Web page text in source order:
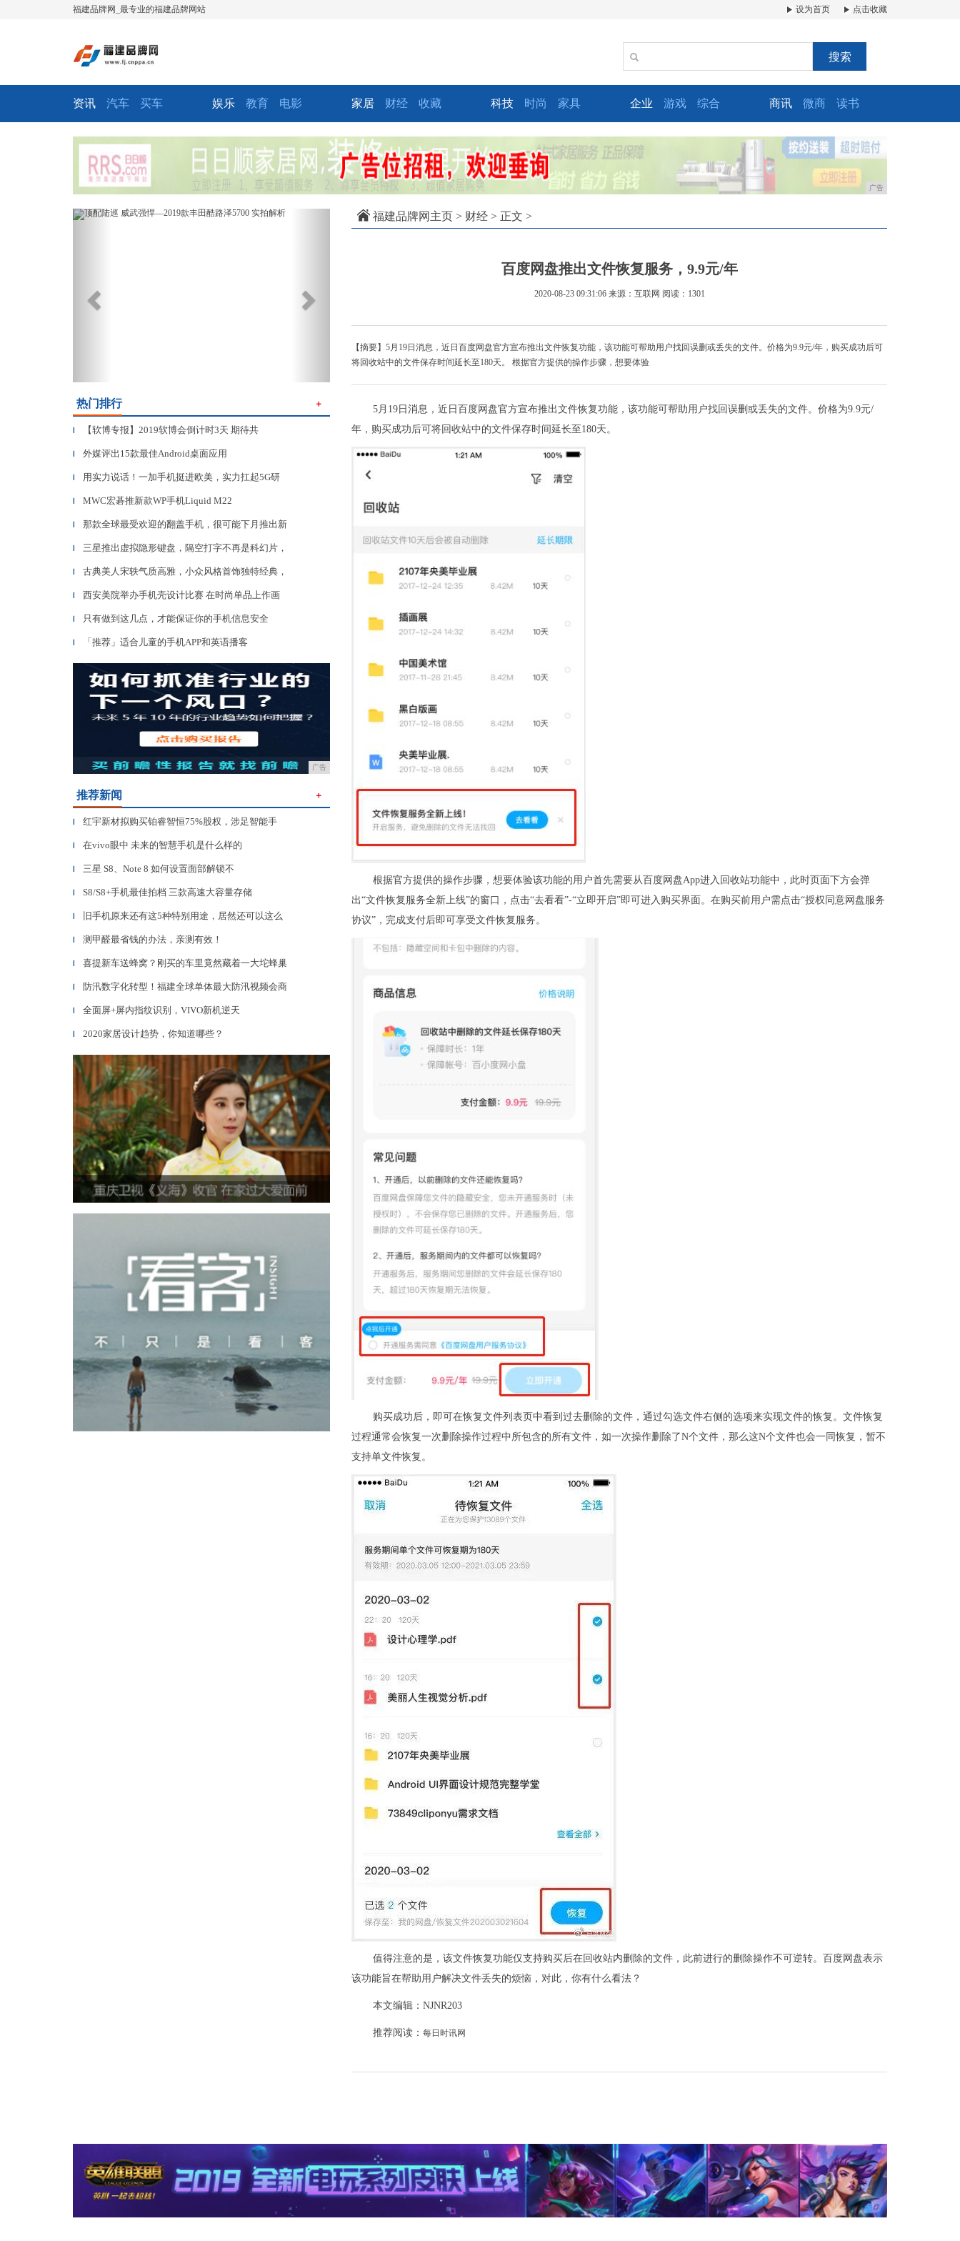
福建品牌网_最专业的福建品牌网站 设为首页 点击收藏
搜索
资讯 汽车 买车 娱乐 教育 电影 家居 财经 收藏 科技 时尚 家具 企业 游戏 综合 商讯 微商 读书
广告
Previous
热门排行 ＋
▎ 【软博专报】2019软博会倒计时3天 期待共
▎ 外媒评出15款最佳Android桌面应用
▎ 用实力说话！一加手机挺进欧美，实力扛起5G研
▎ MWC宏碁推新款WP手机Liquid M22
▎ 那款全球最受欢迎的翻盖手机，很可能下月推出新
▎ 三星推出虚拟隐形键盘，隔空打字不再是科幻片，
▎ 古典美人宋轶气质高雅，小众风格首饰独特经典，
▎ 西安美院举办手机壳设计比赛 在时尚单品上作画
▎ 只有做到这几点，才能保证你的手机信息安全
▎ 「推荐」适合儿童的手机APP和英语播客
广告
推荐新闻 ＋
▎ 红宇新材拟购买铂睿智恒75%股权，涉足智能手
▎ 在vivo眼中 未来的智慧手机是什么样的
▎ 三星 S8、Note 8 如何设置面部解锁不
▎ S8/S8+手机最佳拍档 三款高速大容量存储
▎ 旧手机原来还有这5种特别用途，居然还可以这么
▎ 测甲醛最省钱的办法，亲测有效！
▎ 喜提新车送蜂窝？刚买的车里竟然藏着一大坨蜂巢
▎ 防汛数字化转型！福建全球单体最大防汛视频会商
▎ 全面屏+屏内指纹识别，VIVO新机逆天
▎ 2020家居设计趋势，你知道哪些？
福建品牌网主页 > 财经 > 正文 >
百度网盘推出文件恢复服务，9.9元/年
2020-08-23 09:31:06 来源：互联网 阅读：1301
【摘要】5月19日消息，近日百度网盘官方宣布推出文件恢复功能，该功能可帮助用户找回误删或丢失的文件。价格为9.9元/年，购买成功后可
将回收站中的文件保存时间延长至180天。 根据官方提供的操作步骤，想要体验
5月19日消息，近日百度网盘官方宣布推出文件恢复功能，该功能可帮助用户找回误删或丢失的文件。价格为9.9元/
年，购买成功后可将回收站中的文件保存时间延长至180天。
根据官方提供的操作步骤，想要体验该功能的用户首先需要从百度网盘App进入回收站功能中，此时页面下方会弹
出“文件恢复服务全新上线”的窗口，点击“去看看”-“立即开启”即可进入购买界面。在购买前用户需点击“授权同意网盘服务
协议”，完成支付后即可享受文件恢复服务。
购买成功后，即可在恢复文件列表页中看到过去删除的文件，通过勾选文件右侧的选项来实现文件的恢复。文件恢复
过程通常会恢复一次删除操作过程中所包含的所有文件，如一次操作删除了N个文件，那么这N个文件也会一同恢复，暂不
支持单文件恢复。
值得注意的是，该文件恢复功能仅支持购买后在回收站内删除的文件，此前进行的删除操作不可逆转。百度网盘表示
该功能旨在帮助用户解决文件丢失的烦恼，对此，你有什么看法？
本文编辑：NJNR203
推荐阅读： 每日时讯网